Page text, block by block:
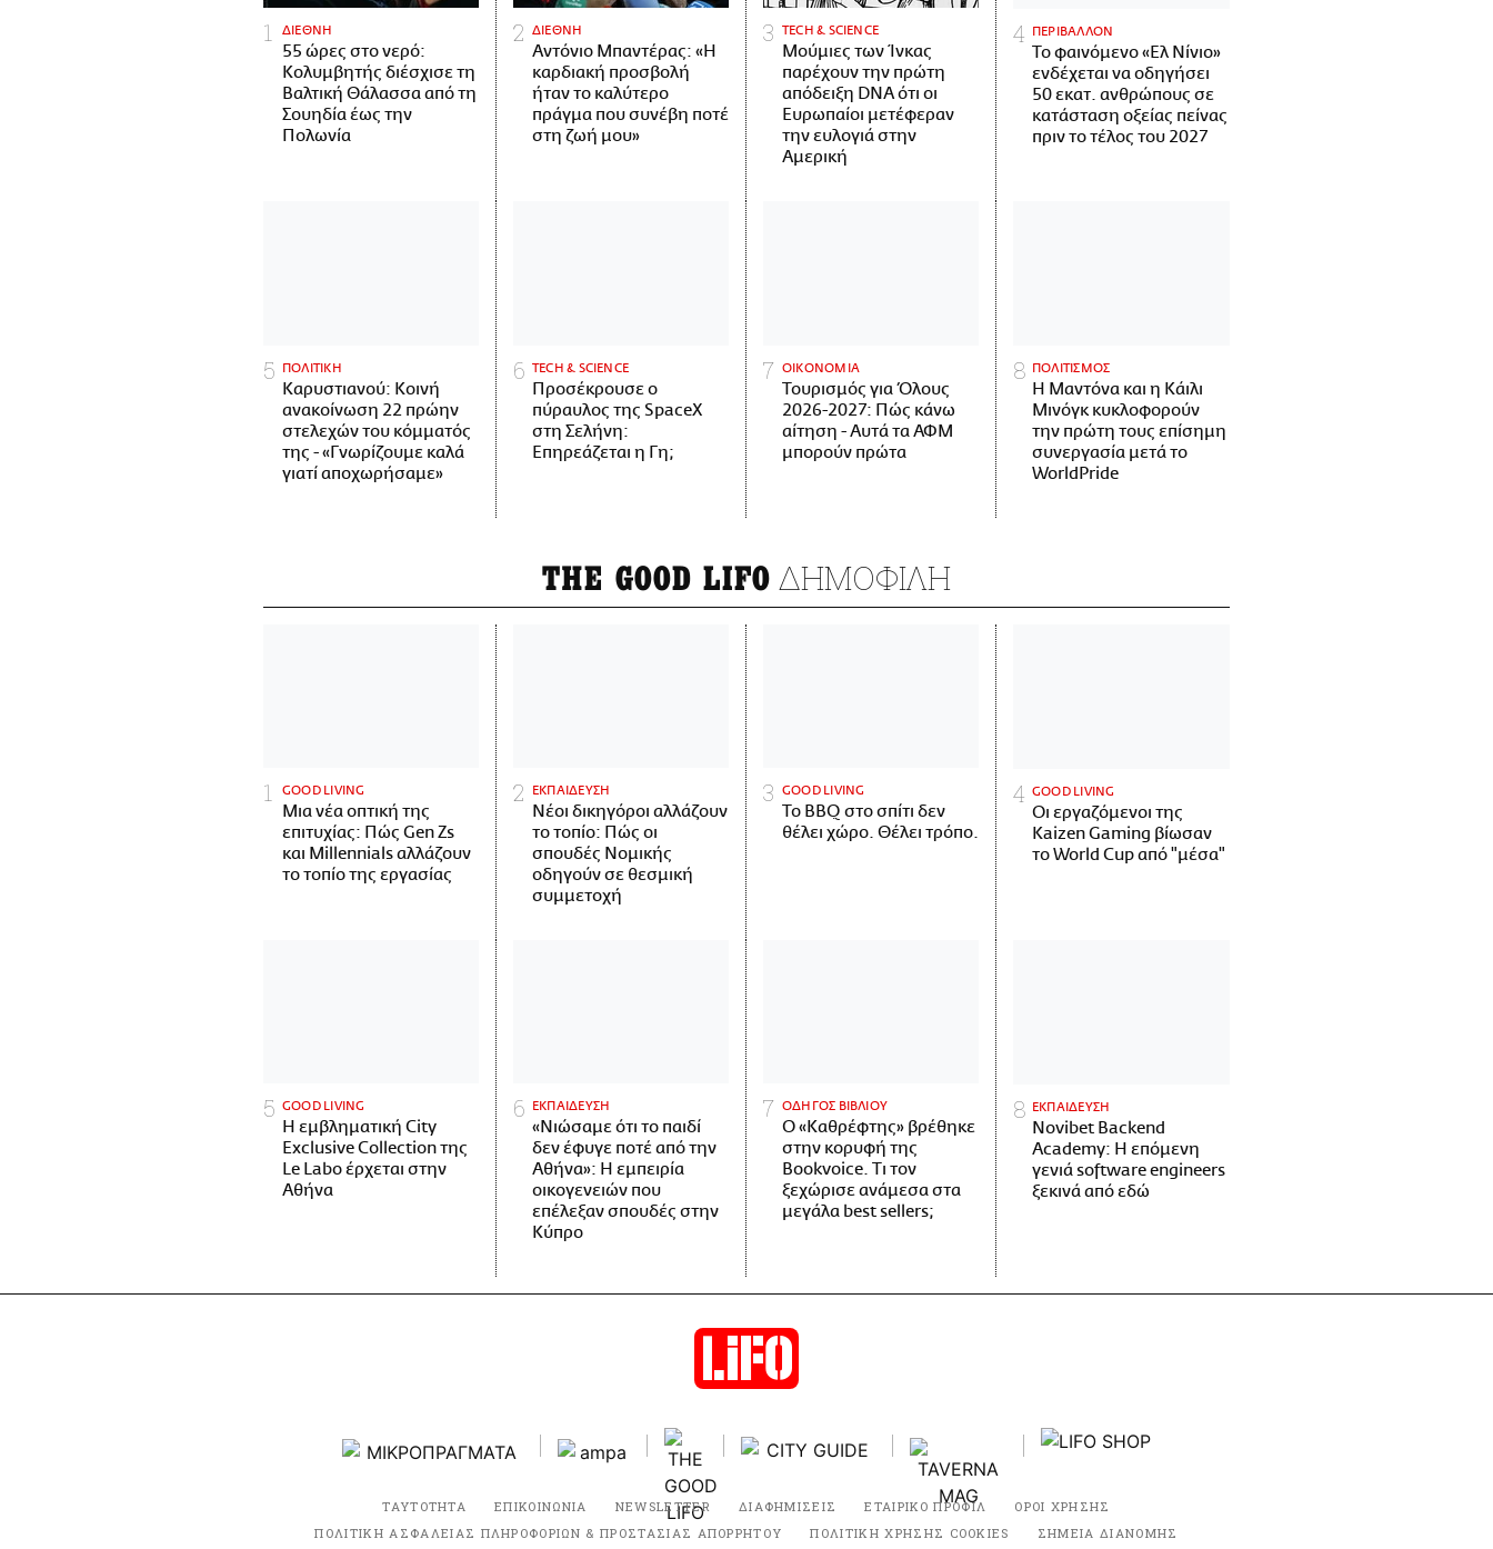
ΔΙΕΘΝΗ
55 ώρες στο νερό:
Κολυμβητής διέσχισε τη
Βαλτική Θάλασσα από τη
Σουηδία έως την
Πολωνία
ΔΙΕΘΝΗ
Αντόνιο Μπαντέρας: «Η
καρδιακή προσβολή
ήταν το καλύτερο
πράγμα που συνέβη ποτέ
στη ζωή μου»
ΤECH & SCIENCE
Μούμιες των Ίνκας
παρέχουν την πρώτη
απόδειξη DNA ότι οι
Ευρωπαίοι μετέφεραν
την ευλογιά στην
Αμερική
ΠΕΡΙΒΑΛΛΟΝ
Το φαινόμενο «Ελ Νίνιο»
ενδέχεται να οδηγήσει
50 εκατ. ανθρώπους σε
κατάσταση οξείας πείνας
πριν το τέλος του 2027
ΠΟΛΙΤΙΚΗ
Καρυστιανού: Κοινή
ανακοίνωση 22 πρώην
στελεχών του κόμματός
της - «Γνωρίζουμε καλά
γιατί αποχωρήσαμε»
ΤECH & SCIENCE
Προσέκρουσε ο
πύραυλος της SpaceX
στη Σελήνη:
Επηρεάζεται η Γη;
ΟΙΚΟΝΟΜΙΑ
Τουρισμός για Όλους
2026-2027: Πώς κάνω
αίτηση - Αυτά τα ΑΦΜ
μπορούν πρώτα
ΠΟΛΙΤΙΣΜΟΣ
Η Μαντόνα και η Κάιλι
Μινόγκ κυκλοφορούν
την πρώτη τους επίσημη
συνεργασία μετά το
WorldPride
THE GOOD LIFO ΔΗΜΟΦΙΛΗ
GOOD LIVING
Μια νέα οπτική της
επιτυχίας: Πώς Gen Zs
και Millennials αλλάζουν
το τοπίο της εργασίας
ΕΚΠΑΙΔΕΥΣΗ
Νέοι δικηγόροι αλλάζουν
το τοπίο: Πώς οι
σπουδές Νομικής
οδηγούν σε θεσμική
συμμετοχή
GOOD LIVING
Το BBQ στο σπίτι δεν
θέλει χώρο. Θέλει τρόπο.
GOOD LIVING
Οι εργαζόμενοι της
Kaizen Gaming βίωσαν
το World Cup από "μέσα"
GOOD LIVING
Η εμβληματική City
Exclusive Collection της
Le Labo έρχεται στην
Αθήνα
ΕΚΠΑΙΔΕΥΣΗ
«Νιώσαμε ότι το παιδί
δεν έφυγε ποτέ από την
Αθήνα»: Η εμπειρία
οικογενειών που
επέλεξαν σπουδές στην
Κύπρο
ΟΔΗΓΟΣ ΒΙΒΛΙΟΥ
Ο «Καθρέφτης» βρέθηκε
στην κορυφή της
Bookvoice. Τι τον
ξεχώρισε ανάμεσα στα
μεγάλα best sellers;
ΕΚΠΑΙΔΕΥΣΗ
Novibet Backend
Academy: Η επόμενη
γενιά software engineers
ξεκινά από εδώ
ΤΑΥΤΟΤΗΤΑ ΕΠΙΚΟΙΝΩΝΙΑ NEWSLETTER ΔΙΑΦΗΜΙΣΕΙΣ ΕΤΑΙΡΙΚΟ ΠΡΟΦΙΛ
ΟΡΟΙ ΧΡΗΣΗΣ
ΠΟΛΙΤΙΚΗ ΑΣΦΑΛΕΙΑΣ ΠΛΗΡΟΦΟΡΙΩΝ & ΠΡΟΣΤΑΣΙΑΣ ΑΠΟΡΡΗΤΟΥ
ΠΟΛΙΤΙΚΗ ΧΡΗΣΗΣ COOKIES ΣΗΜΕΙΑ ΔΙΑΝΟΜΗΣ